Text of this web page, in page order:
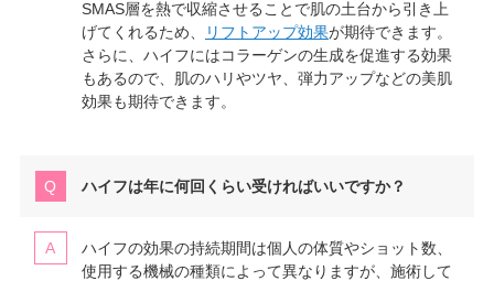
SMAS層を熱で収縮させることで肌の土台から引き上
げてくれるため、
リフトアップ効果が期待できます。
さらに、ハイフにはコラーゲンの生成を促進する効果
もあるので、肌のハリやツヤ、弾力アップなどの美肌
効果も期待できます。
ハイフは年に何回くらい受ければいいですか？
ハイフの効果の持続期間は個人の体質やショット数、
使用する機械の種類によって異なりますが、施術して